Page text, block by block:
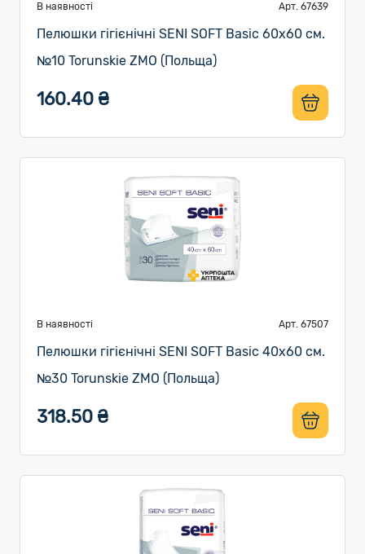
В наявності Арт. 67639
Пелюшки гігієнічні SENI SOFT Basic 60х60 см.
№10 Torunskie ZMO (Польща)
160.40 ₴
В наявності Арт. 67507
Пелюшки гігієнічні SENI SOFT Basic 40х60 см.
№30 Torunskie ZMO (Польща)
318.50 ₴